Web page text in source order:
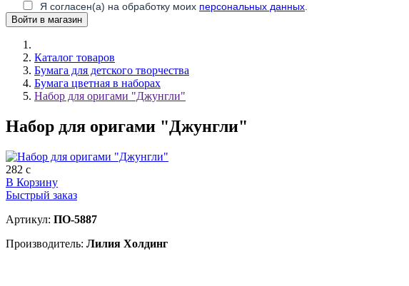
Я согласен(а) на обработку моих персональных данных
Каталог товаров
Бумага для детского творчества
Бумага цветная в наборах
Набор для оригами "Джунгли"
Набор для оригами "Джунгли"
282 c
В Корзину
Быстрый заказ
Артикул: ПО-5887
Производитель: Лилия Холдинг